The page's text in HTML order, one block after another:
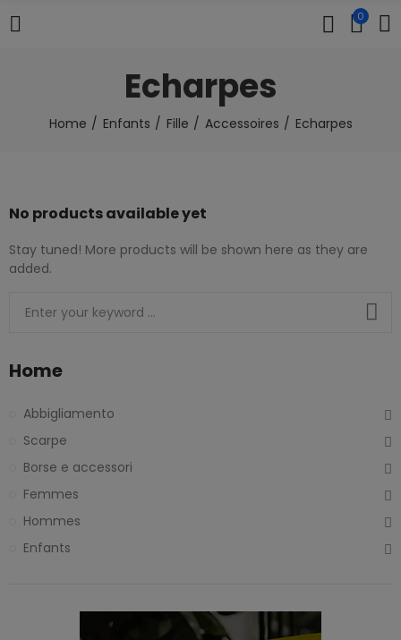
0
Echarpes
Home Enfants Fille Accessoires Echarpes
No products available yet
Stay tuned! More products will be shown here as they are
added.
Home
Abbigliamento
Scarpe
Borse e accessori
Femmes
Hommes
Enfants